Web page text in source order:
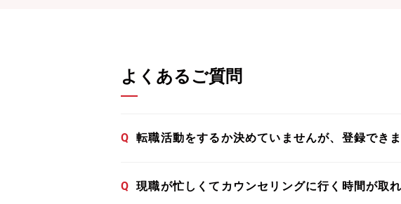
よくあるご質問
Q 転職活動をするか決めていませんが、登録でき
Q 現職が忙しくてカウンセリングに行く時間が取